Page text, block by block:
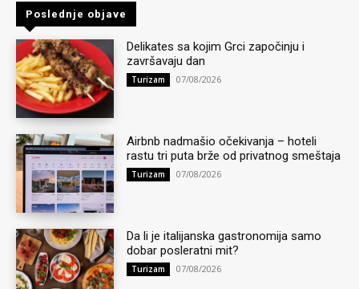
Poslednje objave
Delikates sa kojim Grci započinju i
završavaju dan
Turizam 07/08/2026
Airbnb nadmašio očekivanja – hoteli
rastu tri puta brže od privatnog smeštaja
Turizam 07/08/2026
Da li je italijanska gastronomija samo
dobar posleratni mit?
Turizam 07/08/2026